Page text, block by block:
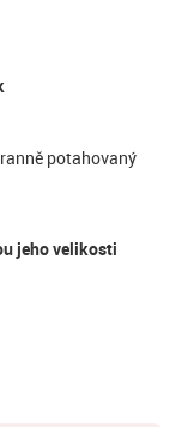
potahovaný
jeho velikosti